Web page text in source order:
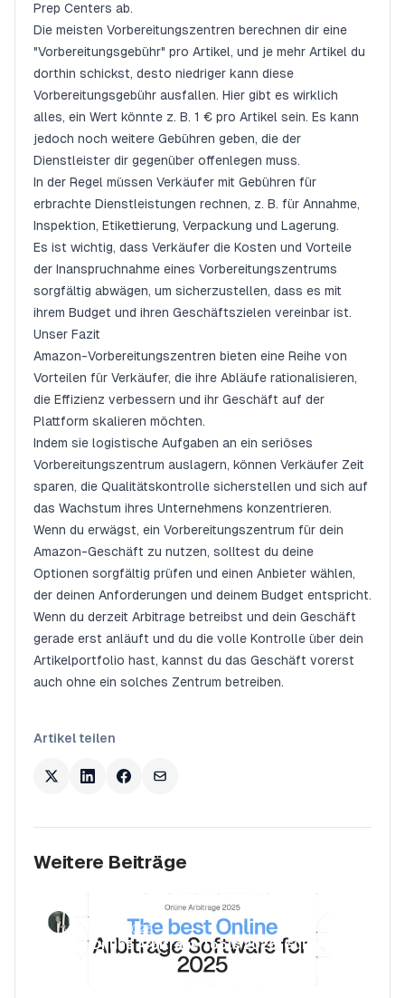
Prep Centers ab.
Die meisten Vorbereitungszentren berechnen dir eine
"Vorbereitungsgebühr" pro Artikel, und je mehr Artikel du
dorthin schickst, desto niedriger kann diese
Vorbereitungsgebühr ausfallen. Hier gibt es wirklich
alles, ein Wert könnte z. B. 1 € pro Artikel sein. Es kann
jedoch noch weitere Gebühren geben, die der
Dienstleister dir gegenüber offenlegen muss.
In der Regel müssen Verkäufer mit Gebühren für
erbrachte Dienstleistungen rechnen, z. B. für Annahme,
Inspektion, Etikettierung, Verpackung und Lagerung.
Es ist wichtig, dass Verkäufer die Kosten und Vorteile
der Inanspruchnahme eines Vorbereitungszentrums
sorgfältig abwägen, um sicherzustellen, dass es mit
ihrem Budget und ihren Geschäftszielen vereinbar ist.
Unser Fazit
Amazon-Vorbereitungszentren bieten eine Reihe von
Vorteilen für Verkäufer, die ihre Abläufe rationalisieren,
die Effizienz verbessern und ihr Geschäft auf der
Plattform skalieren möchten.
Indem sie logistische Aufgaben an ein seriöses
Vorbereitungszentrum auslagern, können Verkäufer Zeit
sparen, die Qualitätskontrolle sicherstellen und sich auf
das Wachstum ihres Unternehmens konzentrieren.
Wenn du erwägst, ein Vorbereitungszentrum für dein
Amazon-Geschäft zu nutzen, solltest du deine
Optionen sorgfältig prüfen und einen Anbieter wählen,
der deinen Anforderungen und deinem Budget entspricht.
Wenn du derzeit Arbitrage betreibst und dein Geschäft
gerade erst anläuft und du die volle Kontrolle über dein
Artikelportfolio hast, kannst du das Geschäft vorerst
auch ohne ein solches Zentrum betreiben.
Artikel teilen
Weitere Beiträge
Luca Jurende
March 28, 2025
Beste Online Arbitrage Tools 2026: Guide für